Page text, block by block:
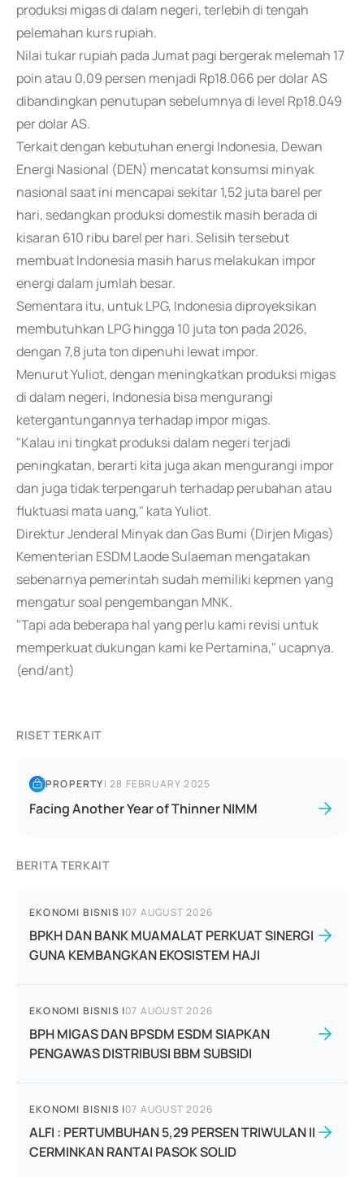
produksi migas di dalam negeri, terlebih di tengah
pelemahan kurs rupiah.
Nilai tukar rupiah pada Jumat pagi bergerak melemah 17
poin atau 0,09 persen menjadi Rp18.066 per dolar AS
dibandingkan penutupan sebelumnya di level Rp18.049
per dolar AS.
Terkait dengan kebutuhan energi Indonesia, Dewan
Energi Nasional (DEN) mencatat konsumsi minyak
nasional saat ini mencapai sekitar 1,52 juta barel per
hari, sedangkan produksi domestik masih berada di
kisaran 610 ribu barel per hari. Selisih tersebut
membuat Indonesia masih harus melakukan impor
energi dalam jumlah besar.
Sementara itu, untuk LPG, Indonesia diproyeksikan
membutuhkan LPG hingga 10 juta ton pada 2026,
dengan 7,8 juta ton dipenuhi lewat impor.
Menurut Yuliot, dengan meningkatkan produksi migas
di dalam negeri, Indonesia bisa mengurangi
ketergantungannya terhadap impor migas.
"Kalau ini tingkat produksi dalam negeri terjadi
peningkatan, berarti kita juga akan mengurangi impor
dan juga tidak terpengaruh terhadap perubahan atau
fluktuasi mata uang," kata Yuliot.
Direktur Jenderal Minyak dan Gas Bumi (Dirjen Migas)
Kementerian ESDM Laode Sulaeman mengatakan
sebenarnya pemerintah sudah memiliki kepmen yang
mengatur soal pengembangan MNK.
"Tapi ada beberapa hal yang perlu kami revisi untuk
memperkuat dukungan kami ke Pertamina," ucapnya.
(end/ant)
RISET TERKAIT
PROPERTY|28 FEBRUARY 2025
Facing Another Year of Thinner NIMM
BERITA TERKAIT
EKONOMI BISNIS |07 AUGUST 2026
BPKH DAN BANK MUAMALAT PERKUAT SINERGI
GUNA KEMBANGKAN EKOSISTEM HAJI
EKONOMI BISNIS |07 AUGUST 2026
BPH MIGAS DAN BPSDM ESDM SIAPKAN
PENGAWAS DISTRIBUSI BBM SUBSIDI
EKONOMI BISNIS |07 AUGUST 2026
ALFI : PERTUMBUHAN 5,29 PERSEN TRIWULAN II
CERMINKAN RANTAI PASOK SOLID